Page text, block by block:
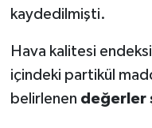
kaydedilmişti.
Hava kalitesi
içindeki partikül
belirlenen değerler